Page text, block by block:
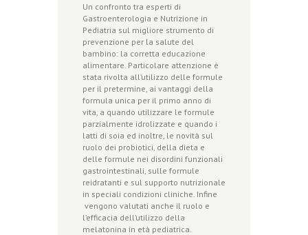
Un confronto tra esperti di
Gastroenterologia e Nutrizione in
Pediatria sul migliore strumento di
prevenzione per la salute del
bambino: la corretta educazione
alimentare. Particolare attenzione è
stata rivolta all’utilizzo delle formule
per il pretermine, ai vantaggi della
formula unica per il primo anno di
vita, a quando utilizzare le formule
parzialmente idrolizzate e quando i
latti di soia ed inoltre, le novità sul
ruolo dei probiotici, della dieta e
delle formule nei disordini funzionali
gastrointestinali, sulle formule
reidratanti e sul supporto nutrizionale
in speciali condizioni cliniche. Infine
vengono valutati anche il ruolo e
l’efficacia dell’utilizzo della
melatonina in età pediatrica.